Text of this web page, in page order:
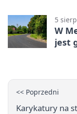
5
W
jest
<< Poprzedni
Karykatury na